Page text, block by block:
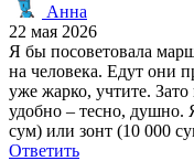
Анна
22 мая 2026
Я бы посоветовала
на человека. Едут они
уже жарко, учтите.
удобно – тесно, душно.
сум) или зонт (10 000
Ответить